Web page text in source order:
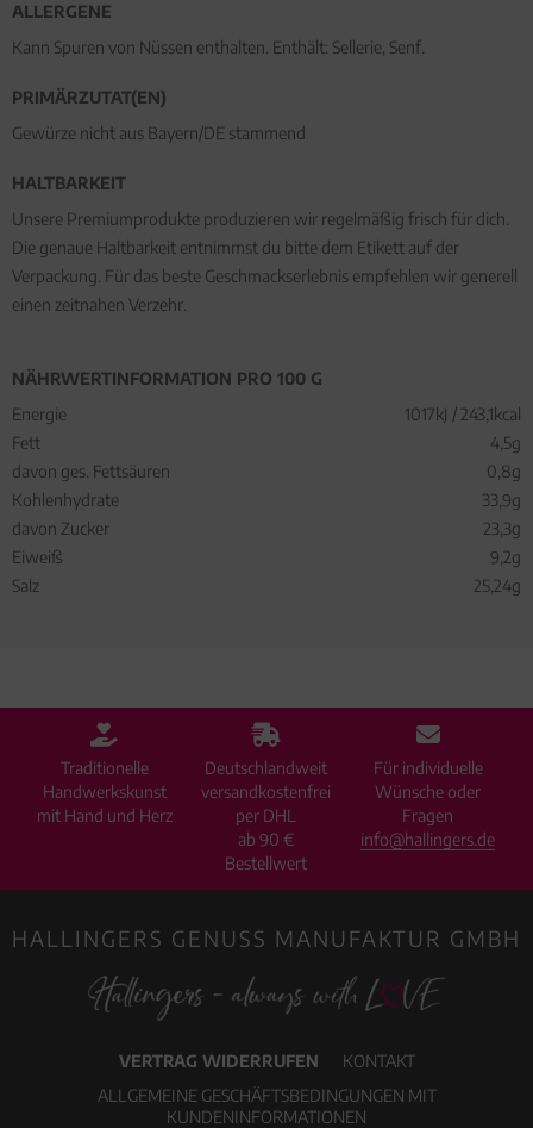
ALLERGENE
Kann Spuren von Nüssen enthalten. Enthält: Sellerie, Senf.
PRIMÄRZUTAT(EN)
Gewürze nicht aus Bayern/DE stammend
HALTBARKEIT
Unsere Premiumprodukte produzieren wir regelmäßig frisch für dich.
Die genaue Haltbarkeit entnimmst du bitte dem Etikett auf der
Verpackung. Für das beste Geschmackserlebnis empfehlen wir generell
einen zeitnahen Verzehr.
NÄHRWERTINFORMATION PRO 100 G
Energie
1017kJ / 243,1kcal
Fett
4,5g
davon ges. Fettsäuren
0,8g
Kohlenhydrate
33,9g
davon Zucker
23,3g
Eiweiß
9,2g
Salz
25,24g
Traditionelle
Handwerkskunst
mit Hand und Herz
Deutschlandweit
versandkostenfrei
per DHL
ab 90 €
Bestellwert
Für individuelle
Wünsche oder
Fragen
info@hallingers.de
HALLINGERS GENUSS MANUFAKTUR GMBH
VERTRAG WIDERRUFEN
KONTAKT
ALLGEMEINE GESCHÄFTSBEDINGUNGEN MIT
KUNDENINFORMATIONEN